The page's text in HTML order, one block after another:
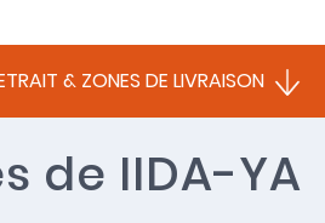
& ZONES DE LIVRAISON
de IIDA-YA